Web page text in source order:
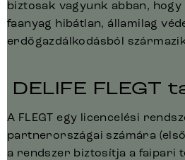
biztosak vagyunk abban, hogy
faanyag hibátlan, államilag
erdőgazdálkodásból
DELIFE FLEGT
A FLEGT egy licencelési
partnerországai számára
a rendszer biztosítja a faipari